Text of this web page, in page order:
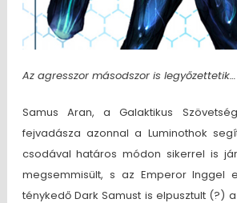
Az agresszor másodszor is legyőzettetik…
Samus Aran, a Galaktikus
fejvadásza azonnal a Luminothok
csodával határos módon sikerrel is
megsemmisült, s az Emperor Inggel
ténykedő Dark Samust is elpusztult (?)